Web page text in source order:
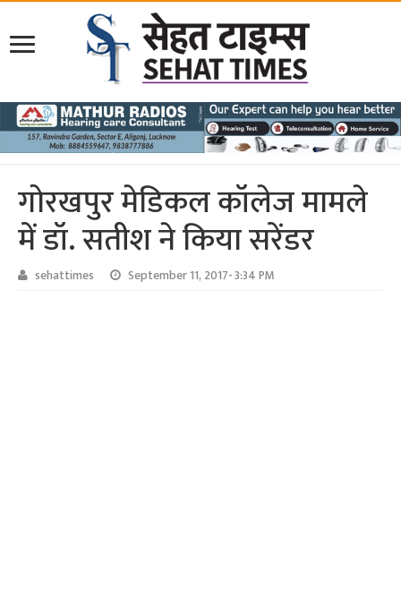
गोरखपुर मेडिकल कॉलेज मामले
में डॉ. सतीश ने किया सरेंडर
sehattimes September 11, 2017- 3:34 PM